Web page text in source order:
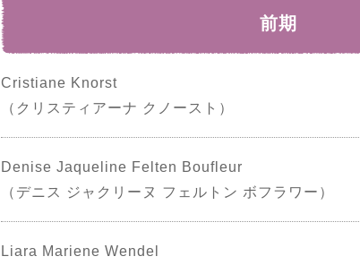
前期
Cristiane Knorst
（クリスティアーナ クノースト）
Denise Jaqueline Felten Boufleur
（デニス ジャクリーヌ フェルトン ボフラワー）
Liara Mariene Wendel